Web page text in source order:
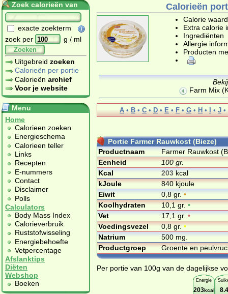
Zoek calorieën van
exacte zoekterm
zoek per
g / ml
Zoeken
Uitgebreid zoeken
Calorieën per portie
Calorieën archief
Voor je website
Menu
Home
Calorieen zoeken
Energieschema
Calorieen teller
Links
Recepten
E-nummers
Contact
Disclaimer
Polls
Calculators
Body Mass Index
Calorieverbruik
Ruststofwisseling
Energiebehoefte
Vetpercentage
Afslanktips
Diëten
Webshop
Boeken
Calorieën
Calorie
Extra calorie
Ingrediënten
Allergie
Producten
Farm Mix
A • B • C • D • E • F • G • H • I • J •
Portie Farmer Rauwkost (Bieze)
Productnaam
Farmer Rauwkost
Eenheid
100 gr.
Kcal
203 kcal
kJoule
840 kjoule
Eiwit
0,8 gr. •
Koolhydraten
10,1 gr.•
Vet
17,1 gr. •
Voedingsvezel
0,8 gr.•
Natrium
500 mg.
Productgroep
Groente en
Per portie van 100g van de dagelijkse
Energie
203kcal